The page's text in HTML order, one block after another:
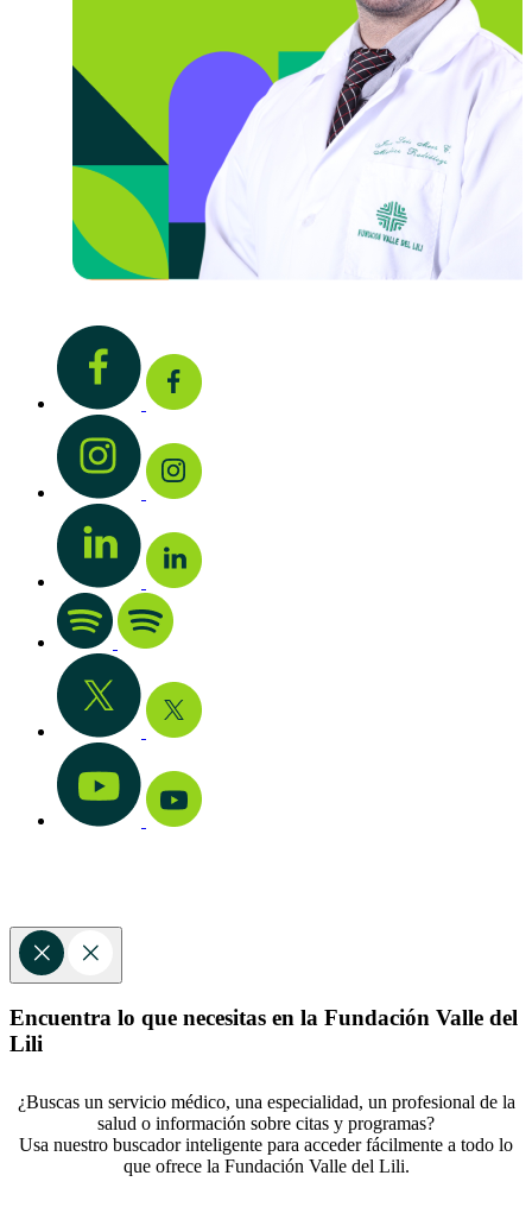
Encuentra lo que necesitas en la Fundación Valle del
Lili
¿Buscas un servicio médico, una especialidad, un profesional de la
salud o información sobre citas y programas?
Usa nuestro buscador inteligente para acceder fácilmente a todo lo
que ofrece la Fundación Valle del Lili.